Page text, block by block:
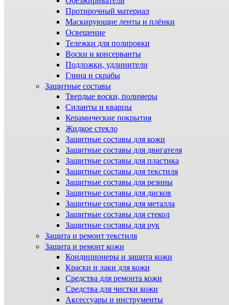
Протирочный материал
Маскирующие ленты и плёнки
Освещение
Тележки для полировки
Воски и консерванты
Подложки, удлинители
Глина и скрабы
Защитные составы
Твердые воски, полимеры
Силанты и кварцы
Керамические покрытия
Жидкое стекло
Защитные составы для кожи
Защитные составы для двигателя
Защитные составы для пластика
Защитные составы для текстиля
Защитные составы для резины
Защитные составы для дисков
Защитные составы для металла
Защитные составы для стекол
Защитные составы для рук
Защита и ремонт текстиля
Защита и ремонт кожи
Кондиционеры и защита кожи
Краски и лаки для кожи
Средства для ремонта кожи
Средства для чистки кожи
Аксессуары и инструменты